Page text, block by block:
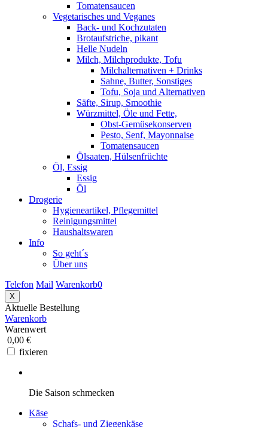
Tomatensaucen
Vegetarisches und Veganes
Back- und Kochzutaten
Brotaufstriche, pikant
Helle Nudeln
Milch, Milchprodukte, Tofu
Milchalternativen + Drinks
Sahne, Butter, Sonstiges
Tofu, Soja und Alternativen
Säfte, Sirup, Smoothie
Würzmittel, Öle und Fette,
Obst-Gemüsekonserven
Pesto, Senf, Mayonnaise
Tomatensaucen
Ölsaaten, Hülsenfrüchte
Öl, Essig
Essig
Öl
Drogerie
Hygieneartikel, Pflegemittel
Reinigungsmittel
Haushaltswaren
Info
So geht´s
Über uns
Telefon Mail Warenkorb0
X
Aktuelle Bestellung
Warenkorb
Warenwert
0,00 €
fixieren
Die Saison schmecken
Käse
Schafs- und Ziegenkäse